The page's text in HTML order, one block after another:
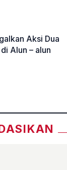
Aksi Dua
Alun – alun